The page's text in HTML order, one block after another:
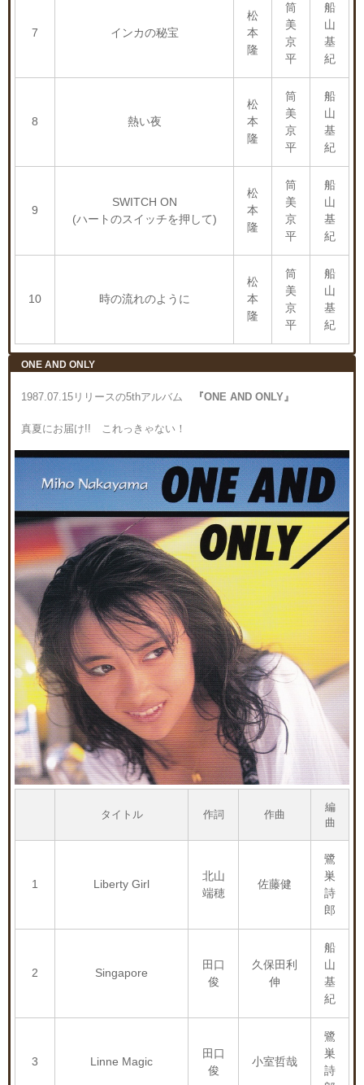
7 インカの秘宝
松
本
隆
筒
美
京
平
船
山
基
紀
8 熱い夜
松
本
隆
筒
美
京
平
船
山
基
紀
9
SWITCH ON
(ハートのスイッチを押して)
松
本
隆
筒
美
京
平
船
山
基
紀
10 時の流れのように
松
本
隆
筒
美
京
平
船
山
基
紀
ONE AND ONLY
1987.07.15リリースの5thアルバム 『ONE AND ONLY』
真夏にお届け!! これっきゃない！
タイトル 作詞 作曲
編
曲
1 Liberty Girl
北山
端穂
佐藤健
鷺
巣
詩
郎
2 Singapore
田口
俊
久保田利
伸
船
山
基
紀
3 Linne Magic
田口
俊
小室哲哉
鷺
巣
詩